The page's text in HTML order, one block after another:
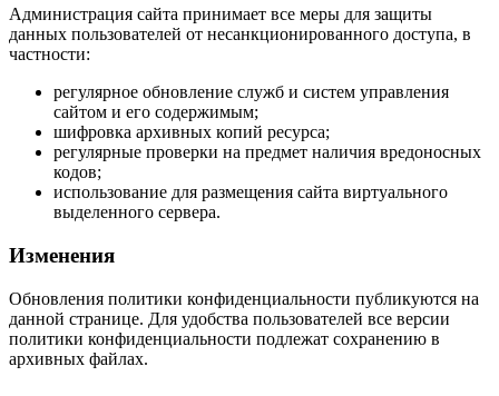
Администрация сайта принимает все меры для защиты
данных пользователей от несанкционированного доступа, в
частности:
регулярное обновление служб и систем управления
сайтом и его содержимым;
шифровка архивных копий ресурса;
регулярные проверки на предмет наличия вредоносных
кодов;
использование для размещения сайта виртуального
выделенного сервера.
Изменения
Обновления политики конфиденциальности публикуются на
данной странице. Для удобства пользователей все версии
политики конфиденциальности подлежат сохранению в
архивных файлах.